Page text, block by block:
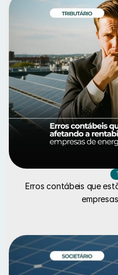
Erros contábeis que